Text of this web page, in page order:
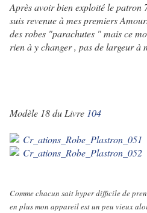
Après avoir bien exploité le patron
suis revenue à mes premiers
des robes "parachutes " mais ce
rien à y changer , pas de largeur
Modèle 18 du Livre 104
Comme chacun sait hyper difficile de
en plus mon appareil est un peu vieux